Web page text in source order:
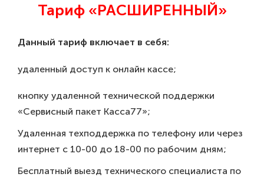
Тариф «РАСШИРЕННЫЙ»
Данный тариф включает в себя:
удаленный доступ к онлайн кассе;
кнопку удаленной технической поддержки
«Сервисный пакет Касса77»;
Удаленная техподдержка по телефону или через
интернет с 10-00 до 18-00 по рабочим дням;
Бесплатный выезд технического специалиста по